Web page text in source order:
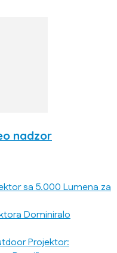
nadzor
sa 5.000 Lumena za
Dominiralo
Projektor: